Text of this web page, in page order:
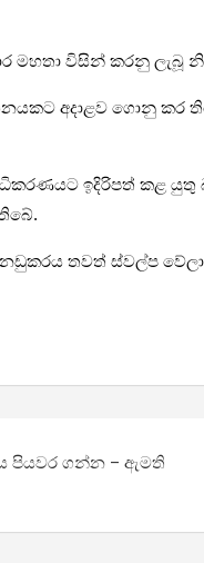
විසින් කරනු ලැබූ
අදාළව ගොනු
ඉදිරිපත් කළ
නඩුකරය තවත් ස්වල්ප
පියවර ගන්න – ඇමති